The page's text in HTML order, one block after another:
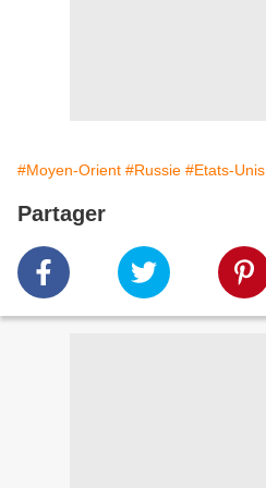
#Moyen-Orient #Russie #Etats-Unis
Partager